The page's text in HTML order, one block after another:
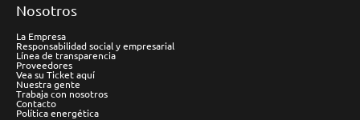
Nosotros
La Empresa
Responsabilidad social y empresarial
Línea de transparencia
Proveedores
Vea su Ticket aquí
Nuestra gente
Trabaja con nosotros
Contacto
Política energética